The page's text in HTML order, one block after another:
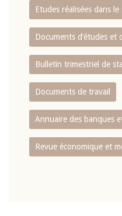
Etudes réalisées dans
Documents d’études et
Bulletin trimestriel de
Documents de travail
Annuaire des banques
Revue économique et